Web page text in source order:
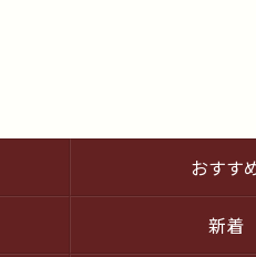
おすす
新着